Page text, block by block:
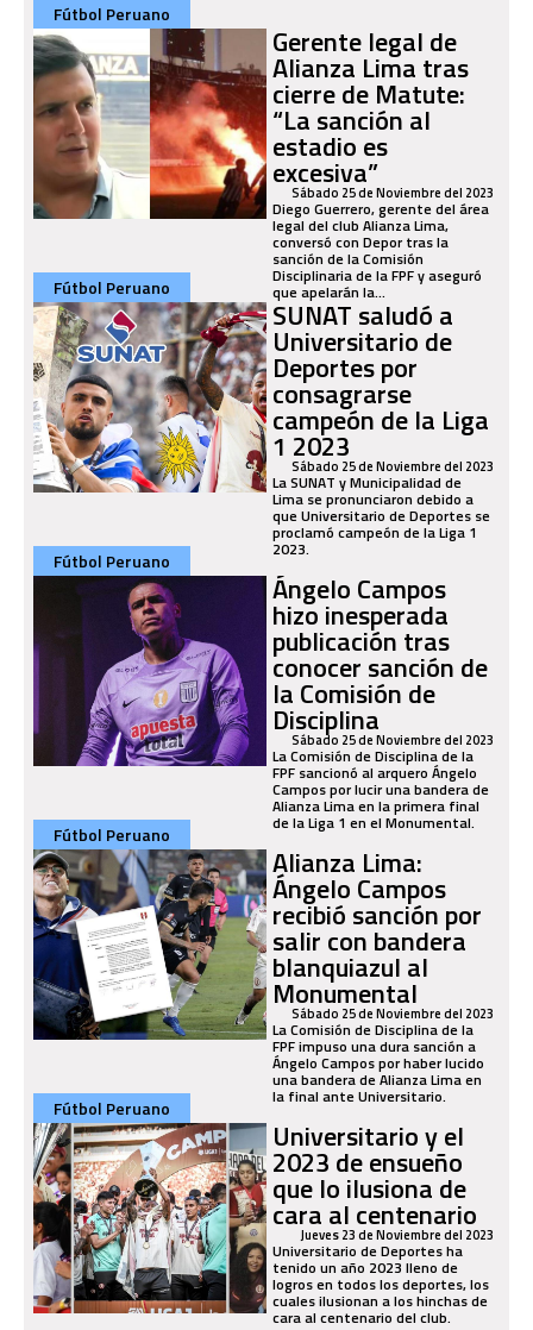
Fútbol Peruano
Gerente legal de
Alianza Lima tras
cierre de Matute:
“La sanción al
estadio es
excesiva”
Sábado 25 de Noviembre del 2023
Diego Guerrero, gerente del área
legal del club Alianza Lima,
conversó con Depor tras la
sanción de la Comisión
Disciplinaria de la FPF y aseguró
que apelarán la...
Fútbol Peruano
SUNAT saludó a
Universitario de
Deportes por
consagrarse
campeón de la Liga
1 2023
Sábado 25 de Noviembre del 2023
La SUNAT y Municipalidad de
Lima se pronunciaron debido a
que Universitario de Deportes se
proclamó campeón de la Liga 1
2023.
Fútbol Peruano
Ángelo Campos
hizo inesperada
publicación tras
conocer sanción de
la Comisión de
Disciplina
Sábado 25 de Noviembre del 2023
La Comisión de Disciplina de la
FPF sancionó al arquero Ángelo
Campos por lucir una bandera de
Alianza Lima en la primera final
de la Liga 1 en el Monumental.
Fútbol Peruano
Alianza Lima:
Ángelo Campos
recibió sanción por
salir con bandera
blanquiazul al
Monumental
Sábado 25 de Noviembre del 2023
La Comisión de Disciplina de la
FPF impuso una dura sanción a
Ángelo Campos por haber lucido
una bandera de Alianza Lima en
la final ante Universitario.
Fútbol Peruano
Universitario y el
2023 de ensueño
que lo ilusiona de
cara al centenario
Jueves 23 de Noviembre del 2023
Universitario de Deportes ha
tenido un año 2023 lleno de
logros en todos los deportes, los
cuales ilusionan a los hinchas de
cara al centenario del club.